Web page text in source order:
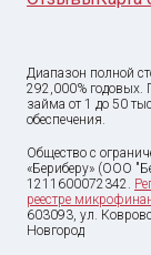
Диапазон полной
292,000% годовых.
займа от1 до 50 тыс
обеспечения.
Общество с
«Бериберу» (ООО
1211600072342.
реестре
603093, ул.
Новгород